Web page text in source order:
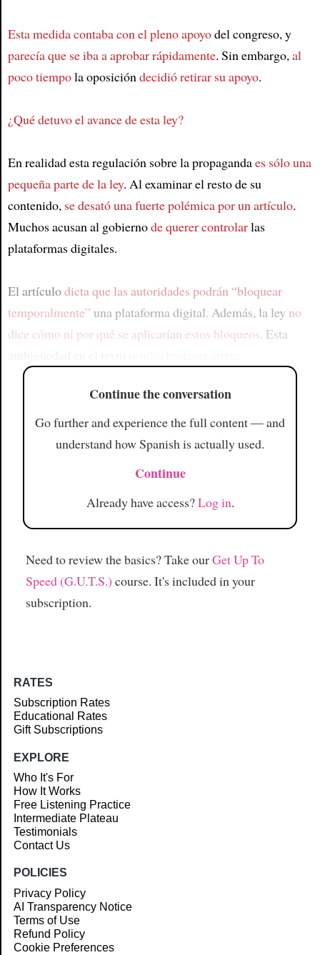
Esta medida contaba con el pleno apoyodel congreso, y
parecía que se iba a aprobar rápidamente. Sin embargo,al
poco tiempola oposicióndecidió retirar su apoyo.
¿Qué detuvo el avance de esta ley?
En realidad esta regulación sobre la propagandaes sólo una
pequeña parte de la ley. Al examinar el resto de su
contenido, se desató una fuerte polémica por un artículo.
Muchos acusan al gobiernode querer controlarlas
plataformas digitales.
El artículodicta que las autoridades podrán “bloquear
temporalmente” una plataforma digital. Además, la ley no
dice cómo ni por qué se aplicarían estos bloqueos. Esta
Continue the conversation
Go further and experience the full content — and
understand how Spanish is actually used.
Continue
Already have access?Log in.
Need to review the basics? Take ourGet Up To
Speed (G.U.T.S.) course. It's included in your
subscription.
RATES
Subscription Rates
Educational Rates
Gift Subscriptions
EXPLORE
Who It's For
How It Works
Free Listening Practice
Intermediate Plateau
Testimonials
Contact Us
POLICIES
Privacy Policy
AI Transparency Notice
Terms of Use
Refund Policy
Cookie Preferences